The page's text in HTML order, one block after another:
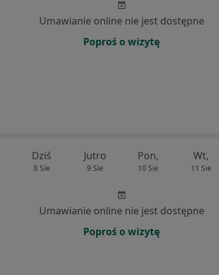
Umawianie online nie jest dostępne
Poproś o wizytę
Dziś
8 Sie
Jutro
9 Sie
Pon,
10 Sie
Wt,
11 Sie
Umawianie online nie jest dostępne
Poproś o wizytę